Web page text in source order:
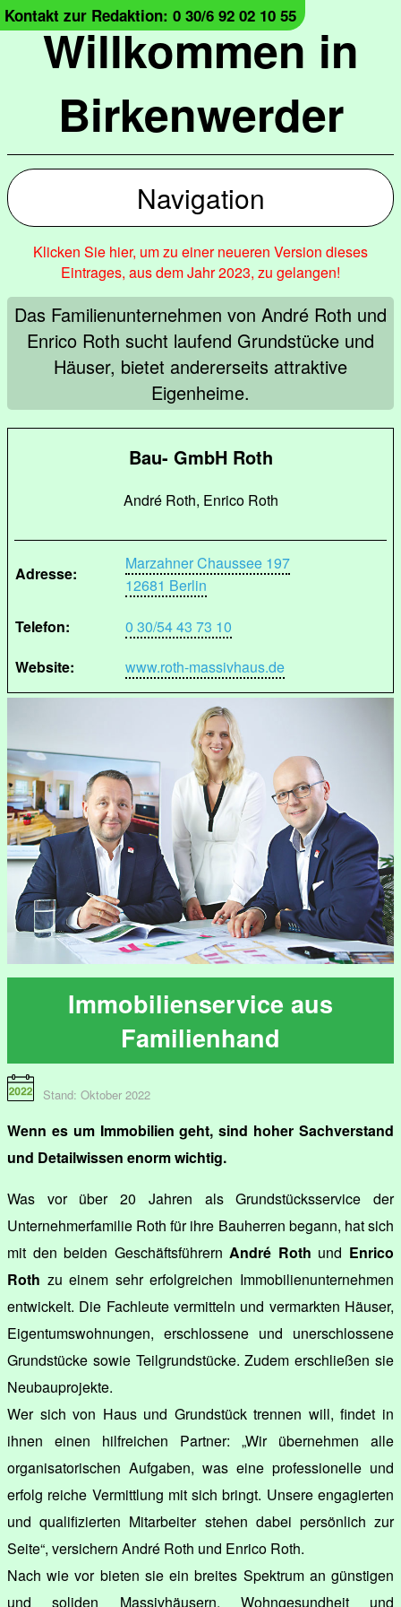
Willkommen in
Birkenwerder
Kontakt zur Redaktion: 0 30/6 92 02 10 55
Navigation
Klicken Sie hier, um zu einer neueren Version dieses
Eintrages, aus dem Jahr 2023, zu gelangen!
Das Familienunternehmen von André Roth und
Enrico Roth sucht laufend Grundstücke und
Häuser, bietet andererseits attraktive
Eigenheime.
Bau- GmbH Roth
André Roth, Enrico Roth
Adresse:
Marzahner Chaussee 197
12681 Berlin
Telefon:
0 30/54 43 73 10
Website:
www.roth-massivhaus.de
Immobilienservice aus
Familienhand
Stand: Oktober 2022
Wenn es um Immobilien geht, sind hoher Sachverstand
und Detailwissen enorm wichtig.
Was vor über 20 Jahren als Grundstücksservice der
Unternehmerfamilie Roth für ihre Bauherren begann, hat sich
mit den beiden GeschäftsführernAndré Roth und Enrico
Roth zu einem sehr erfolgreichen Immobilienunternehmen
entwickelt. Die Fachleute vermitteln und vermarkten Häuser,
Eigentumswohnungen, erschlossene und unerschlossene
Grundstücke sowie Teilgrundstücke. Zudem erschließen sie
Neubauprojekte.
Wer sich von Haus und Grundstück trennen will, findet in
ihnen einen hilfreichen Partner: „Wir übernehmen alle
organisatorischen Aufgaben, was eine professionelle und
erfolg reiche Vermittlung mit sich bringt. Unsere engagierten
und qualifizierten Mitarbeiter stehen dabei persönlich zur
Seite“, versichern André Roth und Enrico Roth.
Nach wie vor bieten sie ein breites Spektrum an günstigen
und soliden Massivhäusern. Wohngesundheit und